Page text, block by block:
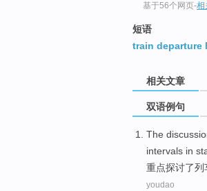
基于56个网页-相
短语
train departure
相关文章
双语例句
The
intervals in
重点探讨了列
youdao